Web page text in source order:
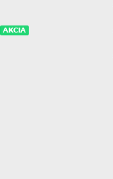
AKCIA